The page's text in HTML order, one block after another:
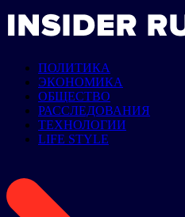
ПОЛИТИКА
ЭКОНОМИКА
ОБЩЕСТВО
РАССЛЕДОВАНИЯ
ТЕХНОЛОГИИ
LIFE STYLE